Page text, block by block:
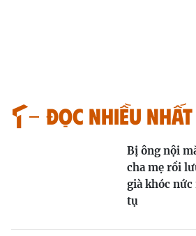
Đọc nhiều nhất
Bị ông nội
cha mẹ rồi
già khóc nức
tụ